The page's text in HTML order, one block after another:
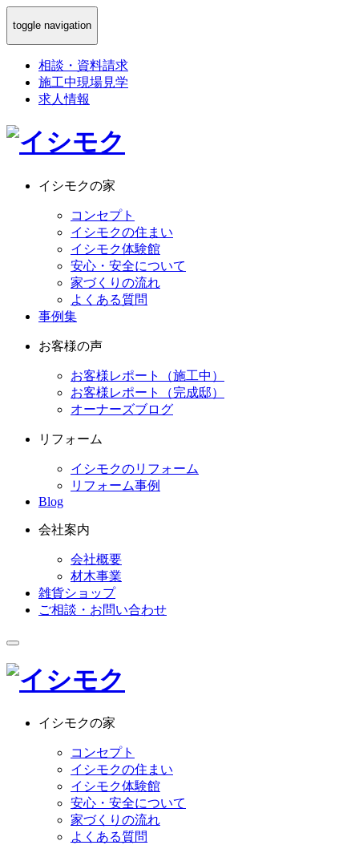
toggle navigation
相談 ・ 資料請求
施工中現場見学
求人情報
イシモクの家
コンセプト
イシモクの住まい
イシモク体験館
安心・安全について
家づくりの流れ
よくある質問
事例集
お客様の声
お客様レポート（施工中）
お客様レポート（完成邸）
オーナーズブログ
リフォーム
イシモクのリフォーム
リフォーム事例
Blog
会社案内
会社概要
材木事業
雑貨ショップ
ご相談・お問い合わせ
イシモクの家
コンセプト
イシモクの住まい
イシモク体験館
安心・安全について
家づくりの流れ
よくある質問